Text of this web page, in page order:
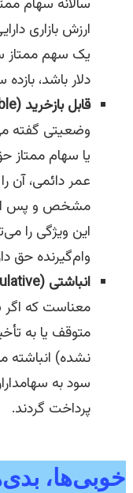
سالانه سهام
ارزش بازاری
دلار باشد، بازده
قابل بازخرید (Callable):
وضعیتی گفته
یا سهام ممتاز
عمر دائمی، آن
مشخص و پس از
این ویژگی را
وام‌گیرنده حق
انباشتی (Cumulative):
معناست که اگر
متوقف یا به
نشده) انباشته
سود به
پرداخت گردند.
خوبی‌ها،